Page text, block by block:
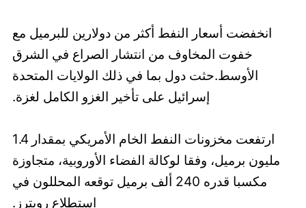
انخفضت أسعار النفط أكثر من دولارين للبرميل مع
خفوت المخاوف من انتشار الصراع في الشرق
الأوسط.حثت دول بما في ذلك الولايات المتحدة
إسرائيل على تأخير الغزو الكامل لغزة.
ارتفعت مخزونات النفط الخام الأمريكي بمقدار 1.4
مليون برميل، وفقا لوكالة الفضاء الأوروبية، متجاوزة
مكسبا قدره 240 ألف برميل توقعه المحللون في
استطلاع رويترز.